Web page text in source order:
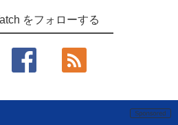
をフォローする